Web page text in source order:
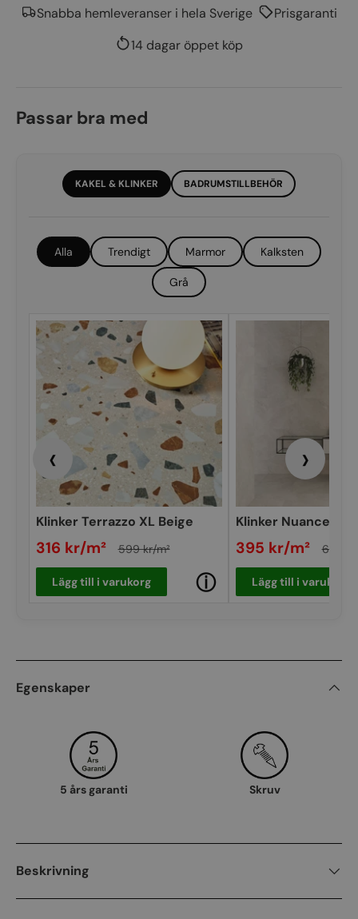
Snabba hemleveranser i hela Sverige
Prisgaranti
14 dagar öppet köp
Passar bra med
KAKEL & KLINKER BADRUMSTILLBEHÖR
Alla Trendigt Marmor Kalksten
Grå
‹
Klinker Terrazzo XL Beige
Matt 60x60
316 kr/m² 599 kr/m²
Lägg till i varukorg ⓘ
Klinker Nuances
60x60
395 kr/m² 695
Lägg till i varukorg
›
Egenskaper
5 års garanti Skruv
Beskrivning